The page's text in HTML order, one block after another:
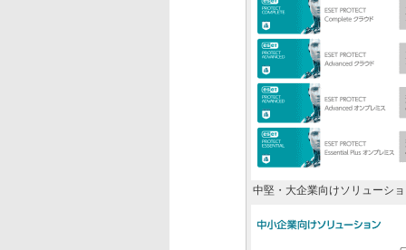
中堅・大企業向けソリューシ